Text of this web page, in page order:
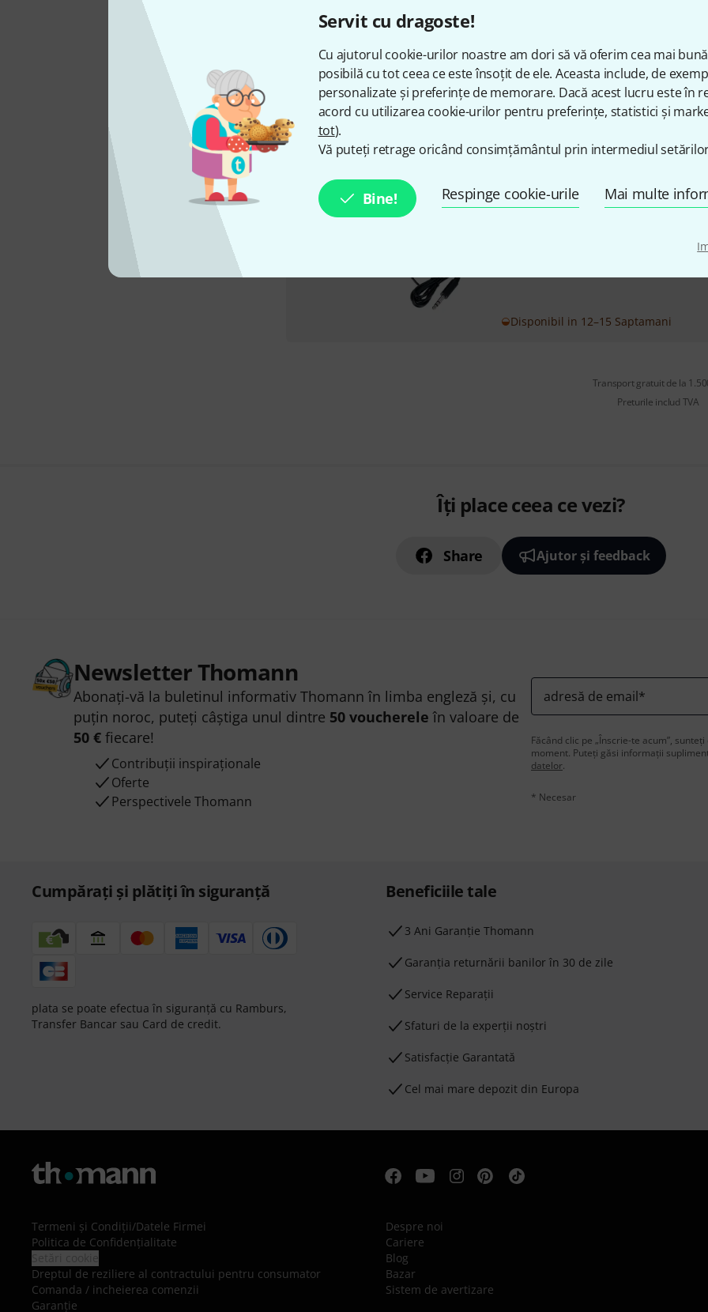
Servit cu dragoste!
Cu ajutorul cookie-urilor noastre am dori să vă oferim cea mai
posibilă cu tot ceea ce este însoțit de ele. Aceasta include, de
personalizate și preferințe de memorare. Dacă acest lucru este în
acord cu utilizarea cookie-urilor pentru preferințe, statistici și
tot).
Vă puteți retrage oricând consimțământul prin intermediul
Bine! Respinge cookie-urile Mai multe
L.R.Baggs Element pickup
MEMS microphone
2 volume controls for
în stoc
MI-SIPower Charger
Disponibil in 12–15 Saptamani
Transport gratuit de la
Preturile includ TVA
Îți place ceea ce vezi?
Share Ajutor și feedback
Newsletter Thomann
Abonați-vă la buletinul informativ Thomann în limba engleză și, cu
puțin noroc, puteți câștiga unul dintre 50 voucherele în valoare de
50 €fiecare!
Contribuții inspiraționale
Oferte
Perspectivele Thomann
adresă de email*
Făcând clic pe „Înscrie-te acum”,
moment. Puteți găsi informații
datelor.
* Necesar
Cumpărați și plătiți în siguranță
plata se poate efectua în siguranță cu Ramburs,
Transfer Bancar sau Card de credit.
Beneficiile tale
3 Ani Garanție Thomann
Garanţia returnării banilor în 30 de zile
Service Reparații
Sfaturi de la experții noștri
Satisfacție Garantată
Cel mai mare depozit din Europa
Termeni şi Condiţii/Datele Firmei
Politica de Confidenţialitate
Dreptul de reziliere al contractului pentru consumator
Comanda / incheierea comenzii
Garanție
Despre noi
Cariere
Blog
Bazar
Sistem de avertizare